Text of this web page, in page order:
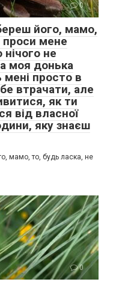
0
його, мамо,
проси мене
не
моя донька
просто в
втрачати, але
як ти
від власної
яку знаєш
мамо, то, будь ласка, не
0